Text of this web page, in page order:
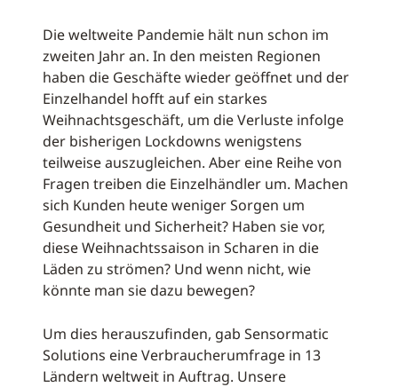
Die weltweite Pandemie hält nun schon im
zweiten Jahr an. In den meisten Regionen
haben die Geschäfte wieder geöffnet und der
Einzelhandel hofft auf ein starkes
Weihnachtsgeschäft, um die Verluste infolge
der bisherigen Lockdowns wenigstens
teilweise auszugleichen. Aber eine Reihe von
Fragen treiben die Einzelhändler um. Machen
sich Kunden heute weniger Sorgen um
Gesundheit und Sicherheit? Haben sie vor,
diese Weihnachtssaison in Scharen in die
Läden zu strömen? Und wenn nicht, wie
könnte man sie dazu bewegen?
Um dies herauszufinden, gab Sensormatic
Solutions eine Verbraucherumfrage in 13
Ländern weltweit in Auftrag. Unsere